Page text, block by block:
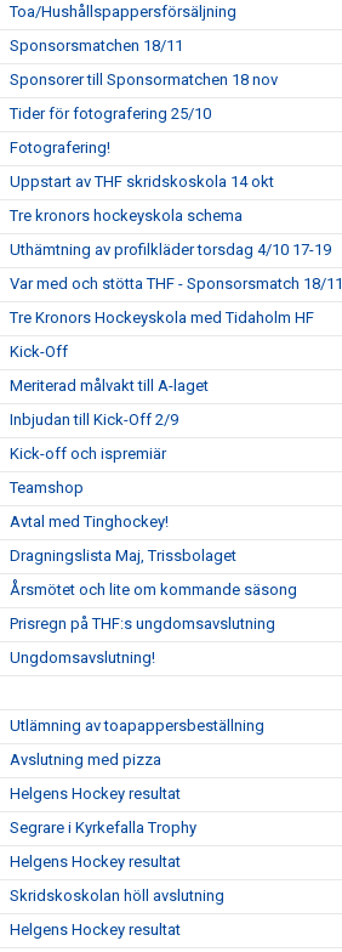
Toa/Hushållspappersförsäljning
Sponsorsmatchen 18/11
Sponsorer till Sponsormatchen 18 nov
Tider för fotografering 25/10
Fotografering!
Uppstart av THF skridskoskola 14 okt
Tre kronors hockeyskola schema
Uthämtning av profilkläder torsdag 4/10 17-19
Var med och stötta THF - Sponsorsmatch 18/11
Tre Kronors Hockeyskola med Tidaholm HF
Kick-Off
Meriterad målvakt till A-laget
Inbjudan till Kick-Off 2/9
Kick-off och ispremiär
Teamshop
Avtal med Tinghockey!
Dragningslista Maj, Trissbolaget
Årsmötet och lite om kommande säsong
Prisregn på THF:s ungdomsavslutning
Ungdomsavslutning!
Utlämning av toapappersbeställning
Avslutning med pizza
Helgens Hockey resultat
Segrare i Kyrkefalla Trophy
Helgens Hockey resultat
Skridskoskolan höll avslutning
Helgens Hockey resultat